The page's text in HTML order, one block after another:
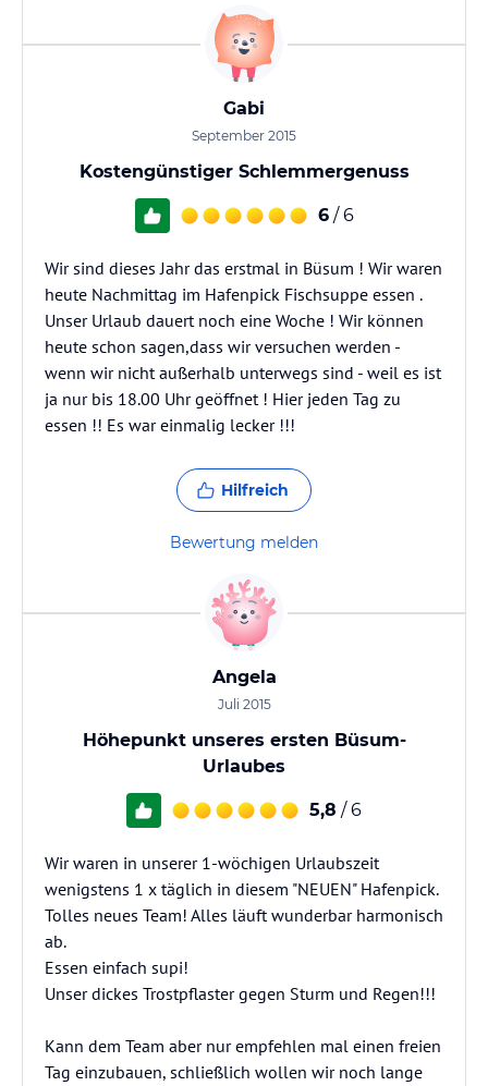
Gabi
September 2015
Kostengünstiger Schlemmergenuss
6 / 6
Wir sind dieses Jahr das erstmal in Büsum ! Wir waren
heute Nachmittag im Hafenpick Fischsuppe essen .
Unser Urlaub dauert noch eine Woche ! Wir können
heute schon sagen,dass wir versuchen werden -
wenn wir nicht außerhalb unterwegs sind - weil es ist
ja nur bis 18.00 Uhr geöffnet ! Hier jeden Tag zu
essen !! Es war einmalig lecker !!!
Hilfreich
Bewertung melden
Angela
Juli 2015
Höhepunkt unseres ersten Büsum-
Urlaubes
5,8 / 6
Wir waren in unserer 1-wöchigen Urlaubszeit
wenigstens 1 x täglich in diesem "NEUEN" Hafenpick.
Tolles neues Team! Alles läuft wunderbar harmonisch
ab.
Essen einfach supi!
Unser dickes Trostpflaster gegen Sturm und Regen!!!
Kann dem Team aber nur empfehlen mal einen freien
Tag einzubauen, schließlich wollen wir noch lange